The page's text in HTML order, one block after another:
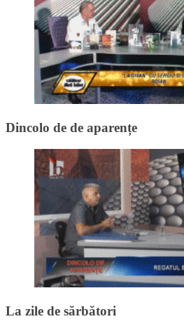
Dincolo de de aparențe
La zile de sărbători